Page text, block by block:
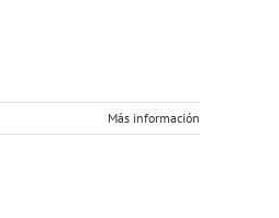
Más información